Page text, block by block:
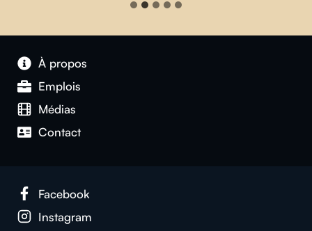
À propos
Emplois
Médias
Contact
Facebook
Instagram